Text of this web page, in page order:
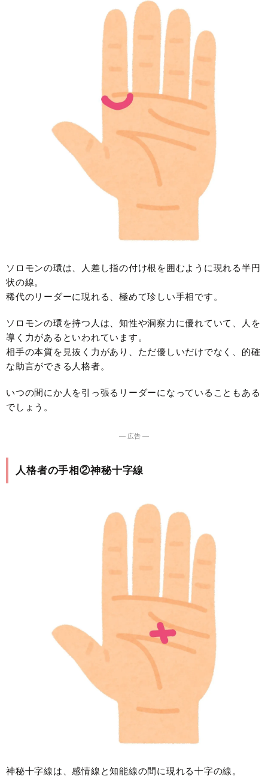
ソロモンの環は、人差し指の付け根を囲むように現れる半円
状の線。
稀代のリーダーに現れる、極めて珍しい手相です。
ソロモンの環を持つ人は、知性や洞察力に優れていて、人を
導く力があるといわれています。
相手の本質を見抜く力があり、ただ優しいだけでなく、的確
な助言ができる人格者。
いつの間にか人を引っ張るリーダーになっていることもある
でしょう。
― 広告 ―
人格者の手相②神秘十字線
神秘十字線は、感情線と知能線の間に現れる十字の線。